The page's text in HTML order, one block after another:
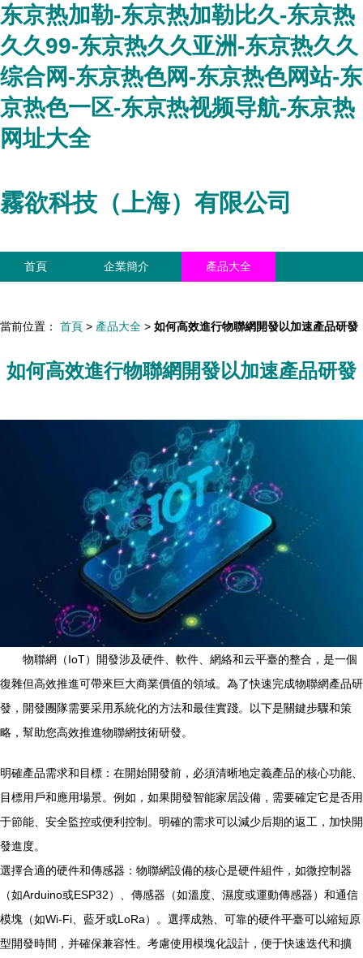
东京热加勒-东京热加勒比久-东京热
久久99-东京热久久亚洲-东京热久久
综合网-东京热色网-东京热色网站-东
京热色一区-东京热视频导航-东京热
网址大全
霧欲科技（上海）有限公司
首頁 企業簡介 產品大全
當前位置： 首頁 > 產品大全 > 如何高效進行物聯網開發以加速產品研發
如何高效進行物聯網開發以加速產品研發
物聯網（IoT）開發涉及硬件、軟件、網絡和云平臺的整合，是一個
復雜但高效推進可帶來巨大商業價值的領域。為了快速完成物聯網產品研
發，開發團隊需要采用系統化的方法和最佳實踐。以下是關鍵步驟和策
略，幫助您高效推進物聯網技術研發。
明確產品需求和目標：在開始開發前，必須清晰地定義產品的核心功能、
目標用戶和應用場景。例如，如果開發智能家居設備，需要確定它是否用
于節能、安全監控或便利控制。明確的需求可以減少后期的返工，加快開
發進度。
選擇合適的硬件和傳感器：物聯網設備的核心是硬件組件，如微控制器
（如Arduino或ESP32）、傳感器（如溫度、濕度或運動傳感器）和通信
模塊（如Wi-Fi、藍牙或LoRa）。選擇成熟、可靠的硬件平臺可以縮短原
型開發時間，并確保兼容性。考慮使用模塊化設計，便于快速迭代和擴